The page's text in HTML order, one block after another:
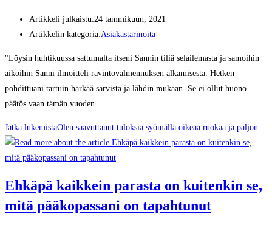
Artikkeli julkaistu:24 tammikuun, 2021
Artikkelin kategoria:Asiakastarinoita
"Löysin huhtikuussa sattumalta itseni Sannin tiliä selailemasta ja samoihin
aikoihin Sanni ilmoitteli ravintovalmennuksen alkamisesta. Hetken
pohdittuani tartuin härkää sarvista ja lähdin mukaan. Se ei ollut huono
päätös vaan tämän vuoden…
Jatka lukemistaOlen saavuttanut tuloksia syömällä oikeaa ruokaa ja paljon
Ehkäpä kaikkein parasta on kuitenkin se,
mitä pääkopassani on tapahtunut